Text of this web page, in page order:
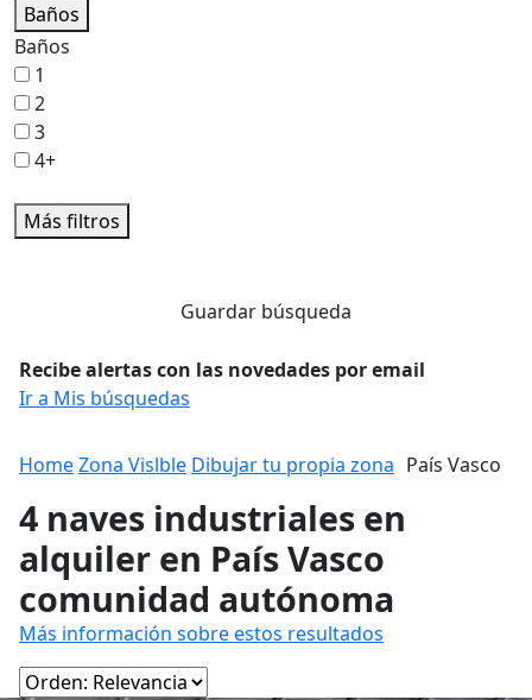
Baños
Baños
1
2
3
4+
Más filtros
Guardar búsqueda
Recibe alertas con las novedades por email
Ir a Mis búsquedas
HomeZona Vislble Dibujar tu propia zona País Vasco
4 naves industriales en
alquiler en País Vasco
comunidad autónoma
Más información sobre estos resultados